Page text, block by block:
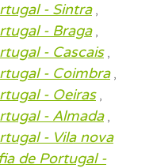
- Sintra,
- Braga,
- Cascais,
- Coimbra,
- Oeiras,
- Almada,
- Vila nova
de Portugal -